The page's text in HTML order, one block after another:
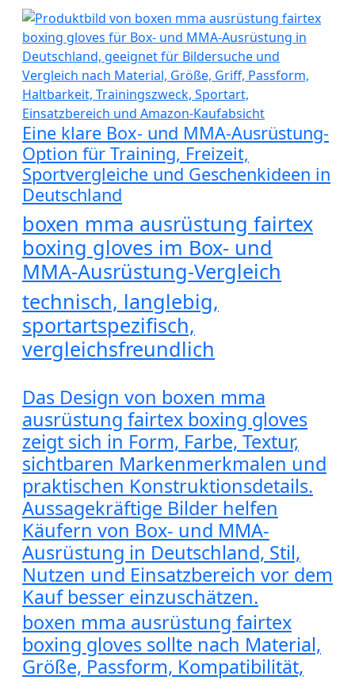
Eine klare Box- und MMA-Ausrüstung-
Option für Training, Freizeit,
Sportvergleiche und Geschenkideen in
Deutschland
boxen mma ausrüstung fairtex
boxing gloves im Box- und
MMA-Ausrüstung-Vergleich
technisch, langlebig,
sportartspezifisch,
vergleichsfreundlich
Das Design von boxen mma
ausrüstung fairtex boxing gloves
zeigt sich in Form, Farbe, Textur,
sichtbaren Markenmerkmalen und
praktischen Konstruktionsdetails.
Aussagekräftige Bilder helfen
Käufern von Box- und MMA-
Ausrüstung in Deutschland, Stil,
Nutzen und Einsatzbereich vor dem
Kauf besser einzuschätzen.
boxen mma ausrüstung fairtex
boxing gloves sollte nach Material,
Größe, Passform, Kompatibilität,